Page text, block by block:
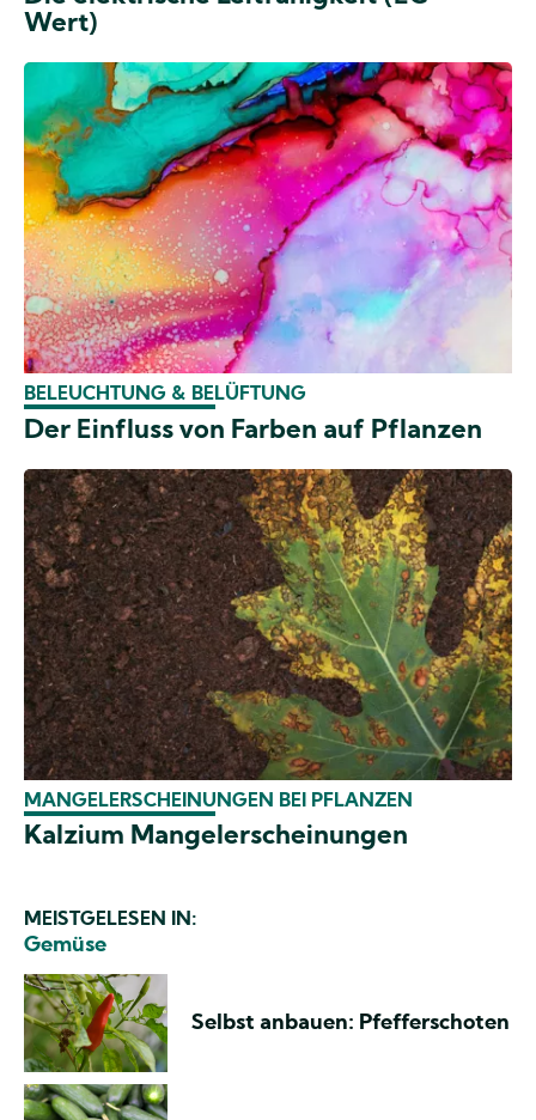
Wert)
BELEUCHTUNG & BELÜFTUNG
Der Einfluss von Farben auf Pflanzen
MANGELERSCHEINUNGEN BEI PFLANZEN
Kalzium Mangelerscheinungen
MEISTGELESEN IN:
Gemüse
Selbst anbauen: Pfefferschoten